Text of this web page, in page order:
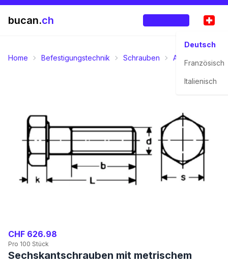
bucan.ch
Deutsch
Französisch
Italienisch
Home Befestigungstechnik Schrauben
CHF 626.98
Pro 100 Stück
Sechskantschrauben mit metrischem